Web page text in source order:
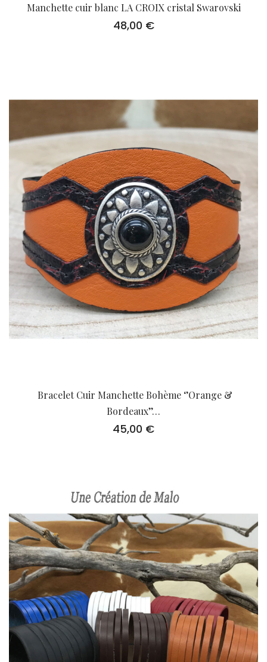
Manchette cuir blanc LA CROIX cristal Swarovski
48,00 €
Bracelet Cuir Manchette Bohème ‘’Orange &
Bordeaux’’…
45,00 €